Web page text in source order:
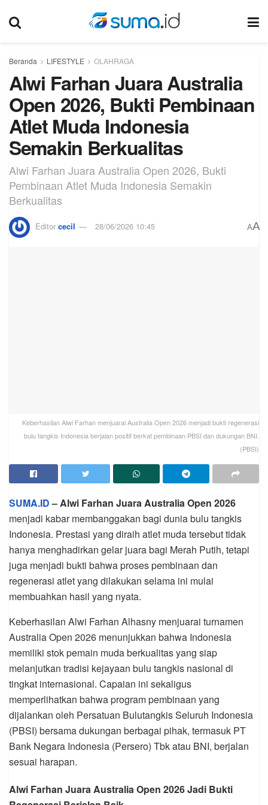
Beranda LIFESTYLE OLAHRAGA
Alwi Farhan Juara Australia
Open 2026, Bukti Pembinaan
Atlet Muda Indonesia
Semakin Berkualitas
Alwi Farhan Juara Australia Open 2026, Bukti
Pembinaan Atlet Muda Indonesia Semakin
Berkualitas
Editor cecil 28/06/2026 10:45 AA
Keberhasilan Alwi Farhan menjuarai Australia Open 2026 menjadi bukti regenerasi
bulu tangkis Indonesia berjalan positif berkat pembinaan PBSI dan dukungan BNI.
(PBSI)
SUMA.ID– Alwi Farhan Juara Australia Open 2026
menjadi kabar membanggakan bagi dunia bulu tangkis
Indonesia. Prestasi yang diraih atlet muda tersebut tidak
hanya menghadirkan gelar juara bagi Merah Putih, tetapi
juga menjadi bukti bahwa proses pembinaan dan
regenerasi atlet yang dilakukan selama ini mulai
membuahkan hasil yang nyata.
Keberhasilan Alwi Farhan Alhasny menjuarai turnamen
Australia Open 2026 menunjukkan bahwa Indonesia
memiliki stok pemain muda berkualitas yang siap
melanjutkan tradisi kejayaan bulu tangkis nasional di
tingkat internasional. Capaian ini sekaligus
memperlihatkan bahwa program pembinaan yang
dijalankan oleh Persatuan Bulutangkis Seluruh Indonesia
(PBSI) bersama dukungan berbagai pihak, termasuk PT
Bank Negara Indonesia (Persero) Tbk atau BNI, berjalan
sesuai harapan.
Alwi Farhan Juara Australia Open 2026 Jadi Bukti